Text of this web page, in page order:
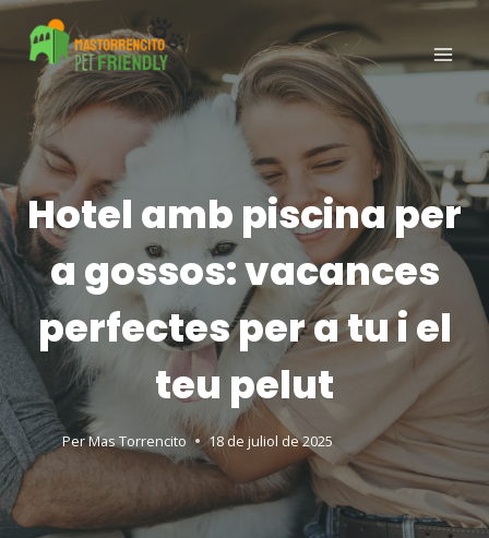
Hotel amb piscina per
a gossos: vacances
perfectes per a tu i el
teu pelut
PerMas Torrencito 18 de juliol de 2025